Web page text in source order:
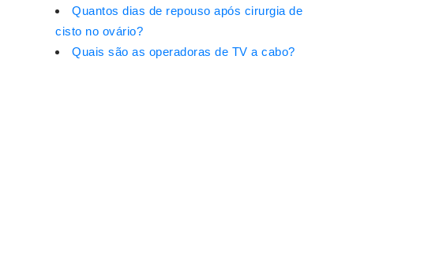
Quantos dias de repouso após cirurgia de
cisto no ovário?
Quais são as operadoras de TV a cabo?